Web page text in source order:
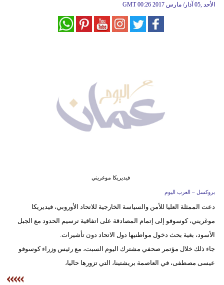
وتكنولوجيا
مدوَّنات
أبراج
GMT 00:26 2017 الأحد ,05 آذار/ مارس
فيديريكا موغريني
بروكسل – العرب اليوم
دعت الممثلة العليا للأمن والسياسة الخارجية للاتحاد الأوروبي، فيديريكا
موغريني، كوسوفو إلى إتمام المصادقة على اتفاقية ترسيم الحدود مع الجبل
الأسود، بغية بحث دخول مواطنيها دول الاتحاد دون تأشيرات.
جاء ذلك خلال مؤتمر صحفي مشترك اليوم السبت، مع رئيس وزراء كوسوفو
عيسى مصطفى، في العاصمة بريشتينا، التي تزورها حاليا،